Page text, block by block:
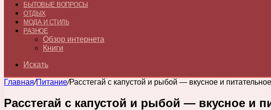
БЫТОВЫЕ ВОПРОСЫ
ОТДЫХ
МОДА И СТИЛЬ
РАЗНОЕ
Обзор интернета
Книги
Искать
Главная/Питание/Расстегай с капустой и рыбой — вкусное и
Расстегай с капустой и рыбой — вкусное и